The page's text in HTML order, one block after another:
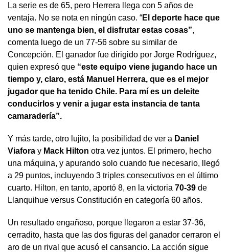
La serie es de 65, pero Herrera llega con 5 años de
ventaja. No se nota en ningún caso. “El deporte hace que
uno se mantenga bien, el disfrutar estas cosas”,
comenta luego de un 77-56 sobre su similar de
Concepción. El ganador fue dirigido por Jorge Rodríguez,
quien expresó que “este equipo viene jugando hace un
tiempo y, claro, está Manuel Herrera, que es el mejor
jugador que ha tenido Chile. Para mí es un deleite
conducirlos y venir a jugar esta instancia de tanta
camaradería”.
Y más tarde, otro lujito, la posibilidad de ver a Daniel
Viafora y Mack Hilton otra vez juntos. El primero, hecho
una máquina, y apurando solo cuando fue necesario, llegó
a 29 puntos, incluyendo 3 triples consecutivos en el último
cuarto. Hilton, en tanto, aportó 8, en la victoria 70-39 de
Llanquihue versus Constitución en categoría 60 años.
Un resultado engañoso, porque llegaron a estar 37-36,
cerradito, hasta que las dos figuras del ganador cerraron el
aro de un rival que acusó el cansancio. La acción sigue